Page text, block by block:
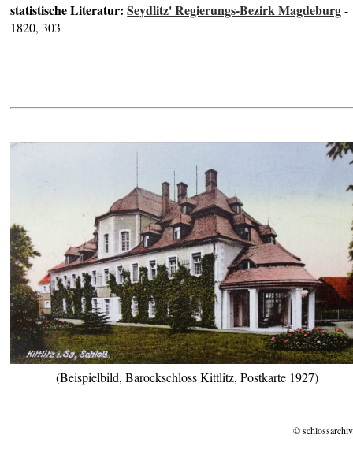
statistische Literatur:Seydlitz' Regierungs-Bezirk Magdeburg-
1820, 303
(Beispielbild, Barockschloss Kittlitz, Postkarte 1927)
©